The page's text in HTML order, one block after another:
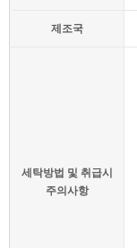
제조국
세탁방법 및 취급시
주의사항